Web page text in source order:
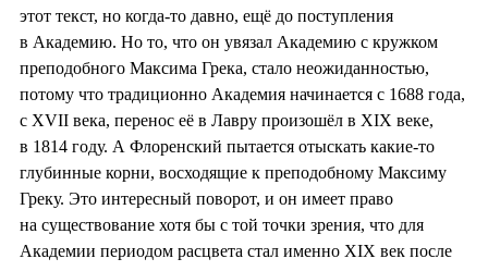
этот текст, но когда-то давно, ещё до поступления
в Академию. Но то, что он увязал Академию с кружком
преподобного Максима Грека, стало неожиданностью,
потому что традиционно Академия начинается с 1688 года,
с XVII века, перенос её в Лавру произошёл в XIX веке,
в 1814 году. А Флоренский пытается отыскать какие-то
глубинные корни, восходящие к преподобному Максиму
Греку. Это интересный поворот, и он имеет право
на существование хотя бы с той точки зрения, что для
Академии периодом расцвета стал именно XIX век после